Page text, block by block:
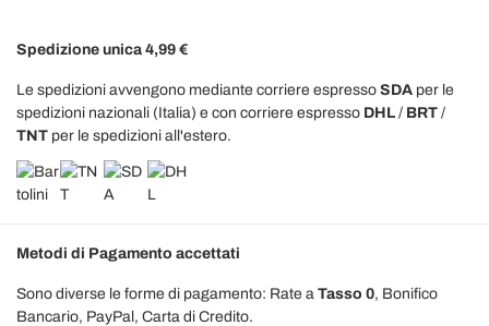
Spedizione unica 4,99 €
Le spedizioni avvengono mediante corriere espresso SDA per le
spedizioni nazionali (Italia) e con corriere espresso DHL / BRT /
TNT per le spedizioni all'estero.
Metodi di Pagamento accettati
Sono diverse le forme di pagamento: Rate a Tasso 0, Bonifico
Bancario, PayPal, Carta di Credito.